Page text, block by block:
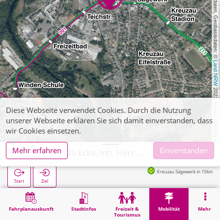
, Kartendaten, Geobasisdaten: ©
Land NRW
2021, Lizenz
dl-de/by-2-0
Fahrplanauskunft Stadtinfos
Freizeit &
Tourismus
Mobilität Mehr
Start Ziel
Kreuzau Sägewerk in 156m
Mobilität Kreuzau, Lotto Ecke, Inh. Herr Malenka
Diese Webseite verwendet Cookies. Durch die Nutzung
unserer Webseite erklären Sie sich damit einverstanden, dass
wir Cookies einsetzen.
Mehr erfahren
Einverstanden